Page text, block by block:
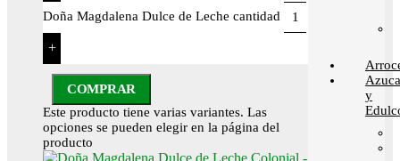
Doña Magdalena Dulce de Leche cantidad
+
COMPRAR
Este producto tiene varias variantes. Las
opciones se pueden elegir en la página del
producto
y